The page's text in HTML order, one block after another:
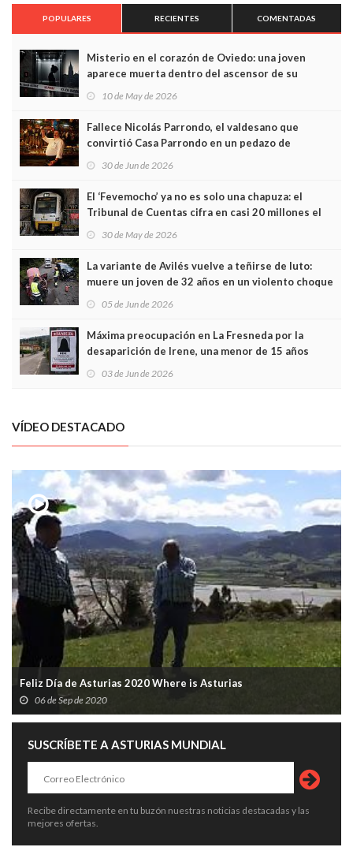
POPULARES RECIENTES COMENTADAS
Misterio en el corazón de Oviedo: una joven
aparece muerta dentro del ascensor de su
edificio y las cámaras captan sus últimos minutos
10 de May de 2026
Fallece Nicolás Parrondo, el valdesano que
convirtió Casa Parrondo en un pedazo de
Asturias en Madrid
30 de Jun de 2026
El ‘Fevemocho’ ya no es solo una chapuza: el
Tribunal de Cuentas cifra en casi 20 millones el
sobrecoste de los trenes que no cabían por los
30 de May de 2026
La variante de Avilés vuelve a teñirse de luto:
muere un joven de 32 años en un violento choque
frontal
05 de Jun de 2026
Máxima preocupación en La Fresneda por la
desaparición de Irene, una menor de 15 años
03 de Jun de 2026
VÍDEO DESTACADO
Feliz Día de Asturias 2020 Where is Asturias
06 de Sep de 2020
SUSCRÍBETE A ASTURIAS MUNDIAL
Recibe directamente en tu buzón nuestras noticias destacadas y las
mejores ofertas.